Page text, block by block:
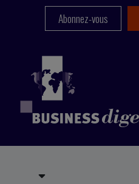
Abonnez-vous